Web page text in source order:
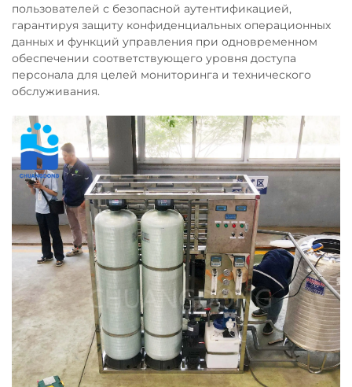
пользователей с безопасной аутентификацией,
гарантируя защиту конфиденциальных операционных
данных и функций управления при одновременном
обеспечении соответствующего уровня доступа
персонала для целей мониторинга и технического
обслуживания.